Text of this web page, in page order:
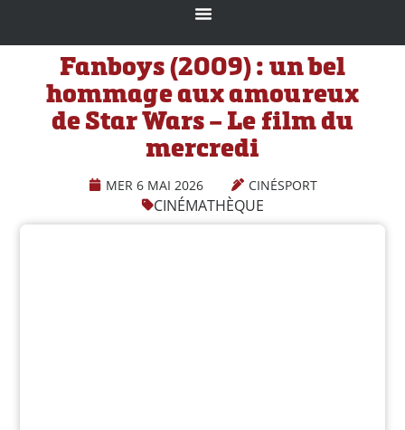
Fanboys (2009) : un bel
hommage aux amoureux
de Star Wars – Le film du
mercredi
MER 6 MAI 2026 CINÉSPORT
CINÉMATHÈQUE